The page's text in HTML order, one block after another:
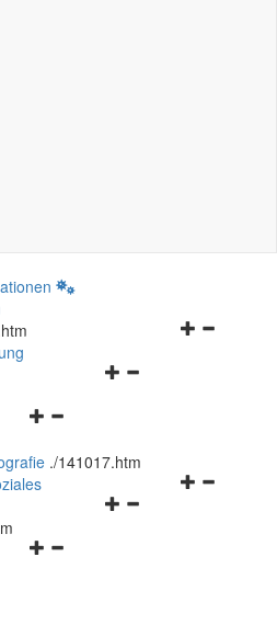
Navigationsmenü
Navigationsmenü
und
schließen
./141017.htm
Navigationsmenü
Navigationsmenü